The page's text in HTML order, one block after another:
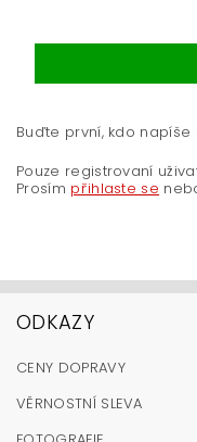
Buďte první, kdo
Pouze registrovaní
Prosím přihlaste se
ODKAZY
CENY DOPRAVY
VĚRNOSTNÍ SLEVA